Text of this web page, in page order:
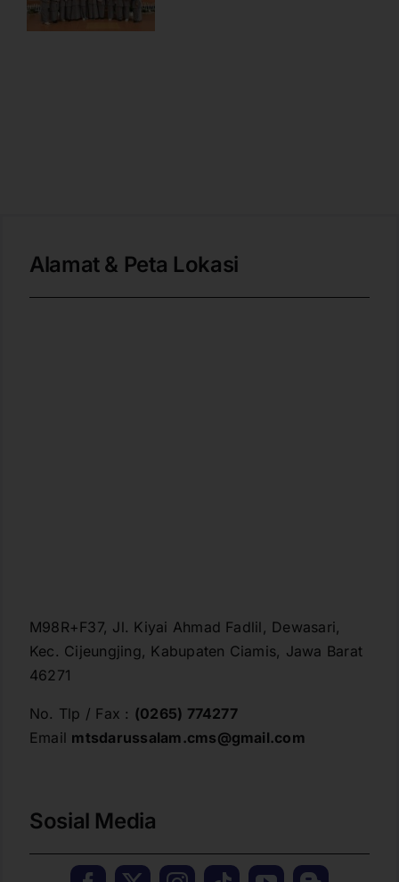
Alamat & Peta Lokasi
M98R+F37, Jl. Kiyai Ahmad Fadlil, Dewasari,
Kec. Cijeungjing, Kabupaten Ciamis, Jawa Barat
46271
No. Tlp / Fax : (0265) 774277
Email mtsdarussalam.cms@gmail.com
Sosial Media